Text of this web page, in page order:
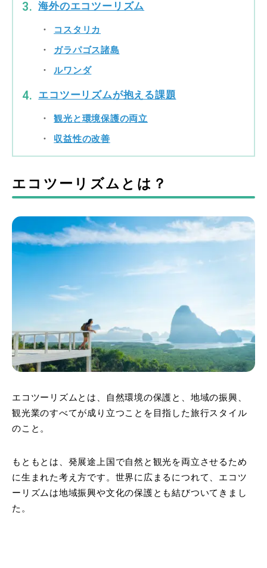
海外のエコツーリズム
コスタリカ
ガラパゴス諸島
ルワンダ
エコツーリズムが抱える課題
観光と環境保護の両立
収益性の改善
エコツーリズムとは？
エコツーリズムとは、自然環境の保護と、地域の振興、
観光業のすべてが成り立つことを目指した旅行スタイル
のこと。
もともとは、発展途上国で自然と観光を両立させるため
に生まれた考え方です。世界に広まるにつれて、エコツ
ーリズムは地域振興や文化の保護とも結びついてきまし
た。